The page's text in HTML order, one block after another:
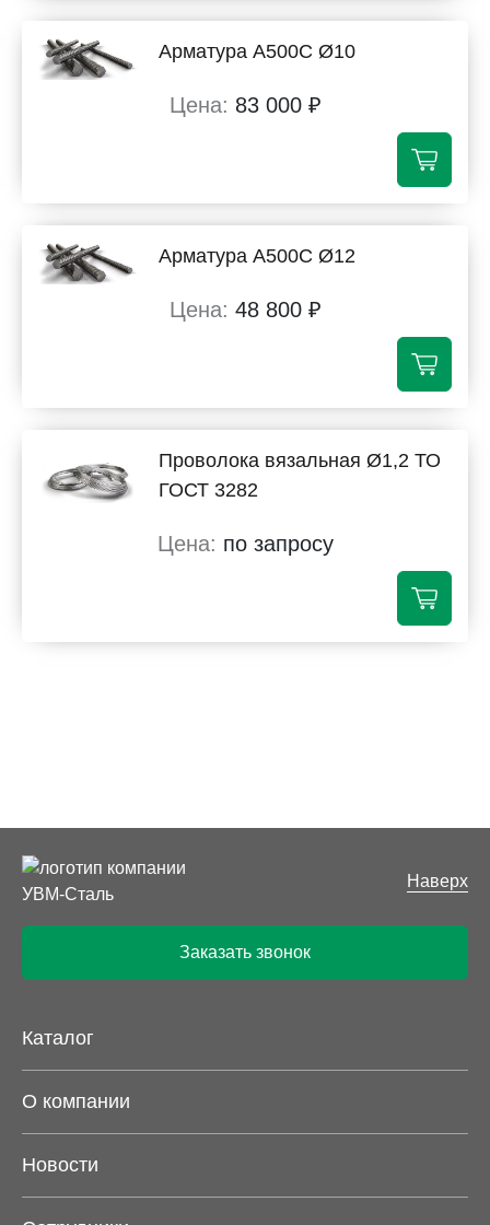
Арматура А500С Ø10
83 000 ₽
Арматура А500С Ø12
48 800 ₽
Проволока вязальная Ø1,2 ТО
ГОСТ 3282
по запросу
Наверх
Заказать звонок
Каталог
О компании
Новости